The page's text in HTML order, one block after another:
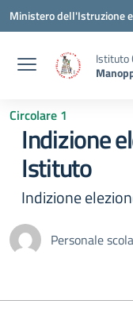
Vai ai contenuti
Vai al menu di navigazione
Vai al footer
Ministero dell'Istruzione
Istituto
Circolare 1
Indizione
Istituto
Indizione
Personale